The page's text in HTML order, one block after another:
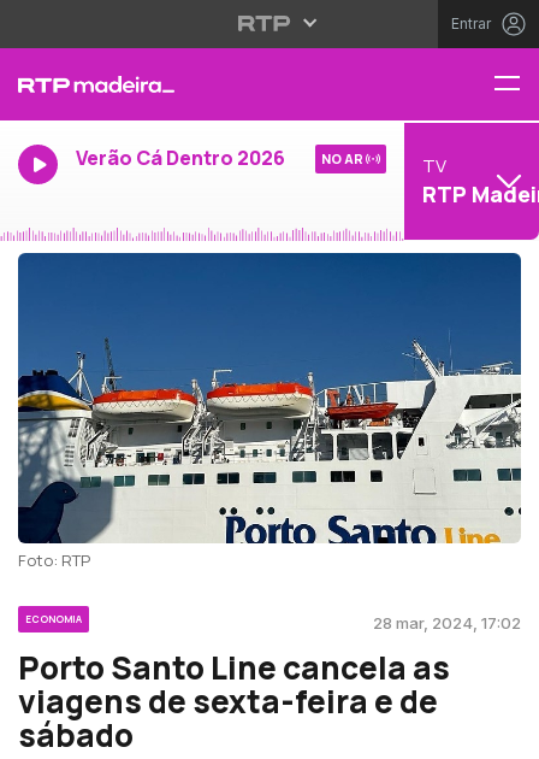
Entrar
Verão Cá Dentro 2026 NO AR TV
RTP
Foto: RTP
ECONOMIA 28 mar, 2024, 17:02
Porto Santo Line cancela as
viagens de sexta-feira e de
sábado